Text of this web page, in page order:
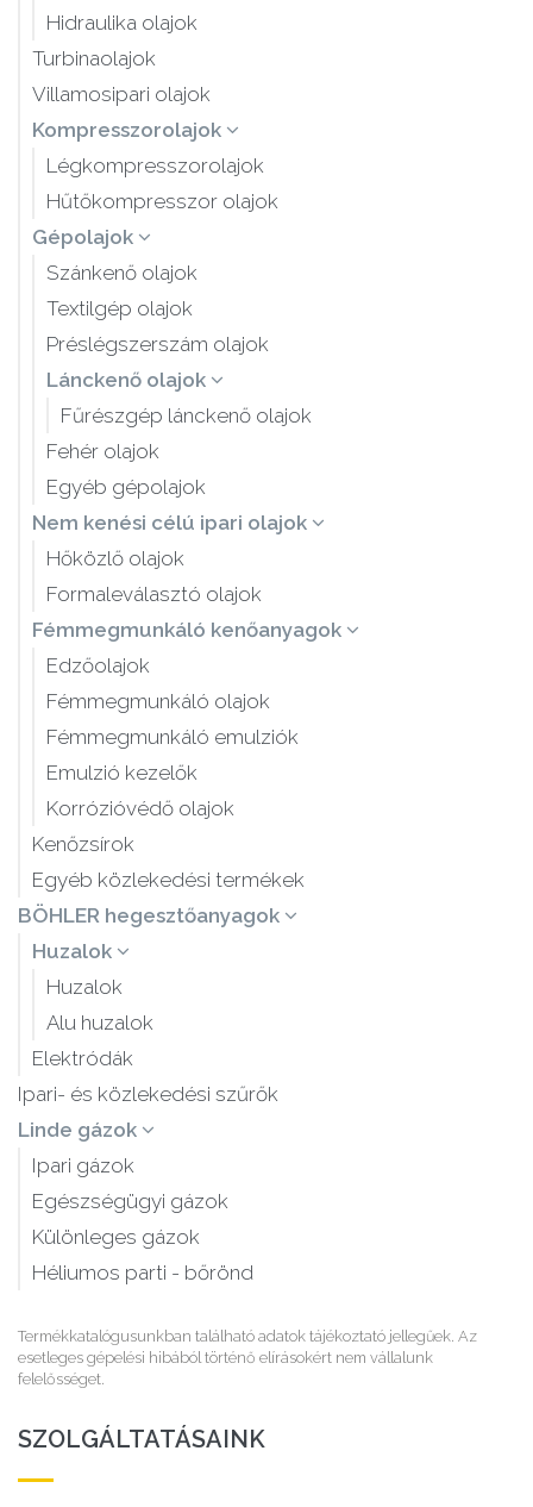
Hidraulika olajok
Turbinaolajok
Villamosipari olajok
Kompresszorolajok
Légkompresszorolajok
Hűtőkompresszor olajok
Gépolajok
Szánkenő olajok
Textilgép olajok
Préslégszerszám olajok
Lánckenő olajok
Fűrészgép lánckenő olajok
Fehér olajok
Egyéb gépolajok
Nem kenési célú ipari olajok
Hőközlő olajok
Formaleválasztó olajok
Fémmegmunkáló kenőanyagok
Edzőolajok
Fémmegmunkáló olajok
Fémmegmunkáló emulziók
Emulzió kezelők
Korrózióvédő olajok
Kenőzsírok
Egyéb közlekedési termékek
BÖHLER hegesztőanyagok
Huzalok
Huzalok
Alu huzalok
Elektródák
Ipari- és közlekedési szűrők
Linde gázok
Ipari gázok
Egészségügyi gázok
Különleges gázok
Héliumos parti - bőrönd
Termékkatalógusunkban található adatok tájékoztató jellegűek. Az
esetleges gépelési hibából történő elírásokért nem vállalunk
felelősséget.
SZOLGÁLTATÁSAINK